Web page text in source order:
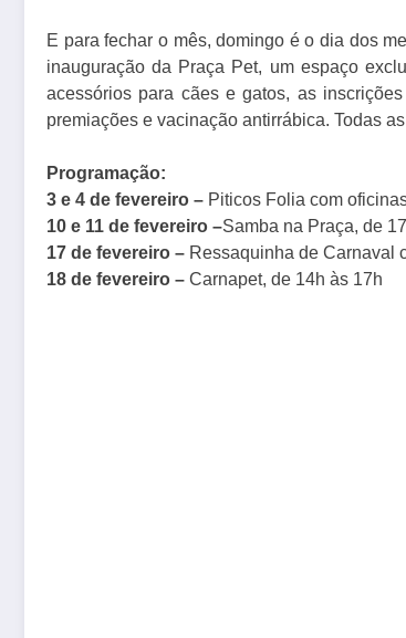
E para fechar o mês, domingo é o dia dos
inauguração da Praça Pet, um espaço
acessórios para cães e gatos, as
premiações e vacinação antirrábica. Todas
Programação:
3 e 4 de fevereiro – Piticos Folia com
10 e 11 de fevereiro –Samba na Praça, de
17 de fevereiro – Ressaquinha de Carnaval
18 de fevereiro – Carnapet, de 14h às 17h